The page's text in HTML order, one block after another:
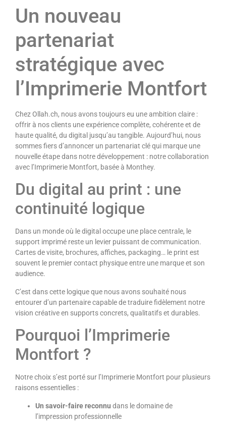
Un nouveau
partenariat
stratégique avec
l’Imprimerie Montfort
Chez Ollah.ch, nous avons toujours eu une ambition claire :
offrir à nos clients une expérience complète, cohérente et de
haute qualité, du digital jusqu’au tangible. Aujourd’hui, nous
sommes fiers d’annoncer un partenariat clé qui marque une
nouvelle étape dans notre développement : notre collaboration
avec l’Imprimerie Montfort, basée à Monthey.
Du digital au print : une
continuité logique
Dans un monde où le digital occupe une place centrale, le
support imprimé reste un levier puissant de communication.
Cartes de visite, brochures, affiches, packaging… le print est
souvent le premier contact physique entre une marque et son
audience.
C’est dans cette logique que nous avons souhaité nous
entourer d’un partenaire capable de traduire fidèlement notre
vision créative en supports concrets, qualitatifs et durables.
Pourquoi l’Imprimerie
Montfort ?
Notre choix s’est porté sur l’Imprimerie Montfort pour plusieurs
raisons essentielles :
Un savoir-faire reconnu dans le domaine de
l’impression professionnelle